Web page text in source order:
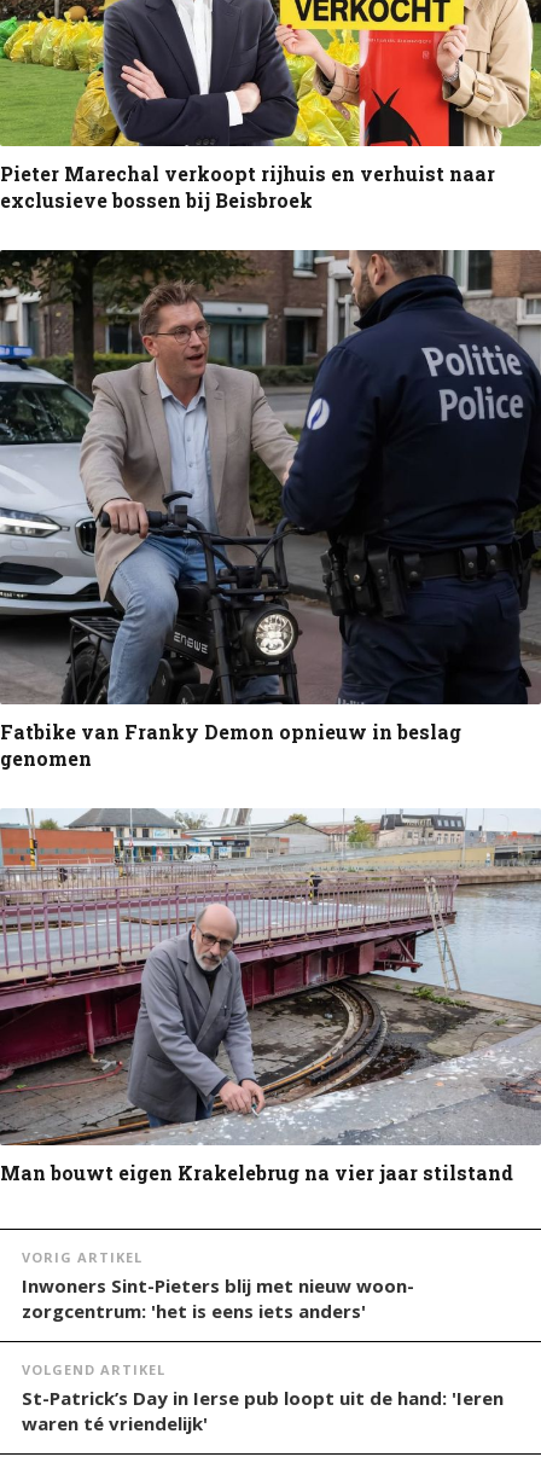
Pieter Marechal verkoopt rijhuis en verhuist naar
exclusieve bossen bij Beisbroek
Fatbike van Franky Demon opnieuw in beslag
genomen
Man bouwt eigen Krakelebrug na vier jaar stilstand
VORIG ARTIKEL
Inwoners Sint-Pieters blij met nieuw woon-
zorgcentrum: 'het is eens iets anders'
VOLGEND ARTIKEL
St-Patrick’s Day in Ierse pub loopt uit de hand: 'Ieren
waren té vriendelijk'